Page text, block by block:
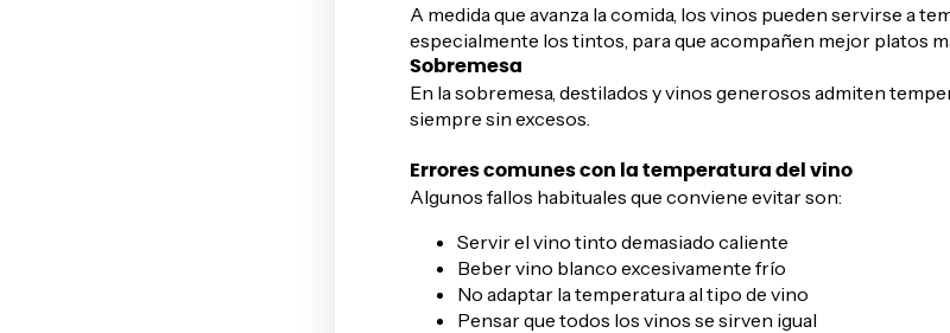
A medida que avanza la comida, los vinos pueden servirse a
especialmente los tintos, para que acompañen mejor platos
Sobremesa
En la sobremesa, destilados y vinos generosos admiten
siempre sin excesos.
Errores comunes con la temperatura del vino
Algunos fallos habituales que conviene evitar son:
Servir el vino tinto demasiado caliente
Beber vino blanco excesivamente frío
No adaptar la temperatura al tipo de vino
Pensar que todos los vinos se sirven igual